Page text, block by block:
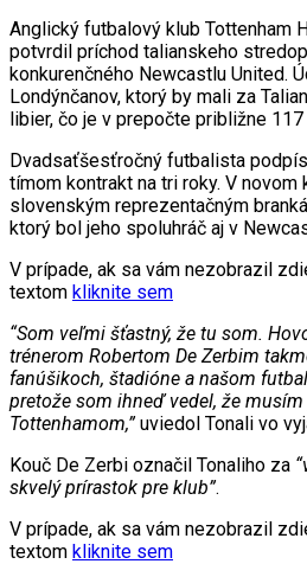
Anglický futbalový klub Tottenham
potvrdil príchod talianskeho
konkurenčného Newcastlu United.
Londýnčanov, ktorý by mali za
libier, čo je v prepočte približne 117
Dvadsaťšesťročný futbalista
tímom kontrakt na tri roky. V
slovenským reprezentačným
ktorý bol jeho spoluhráč aj v
V prípade, ak sa vám nezobrazil
textom kliknite sem
“Som veľmi šťastný, že tu som.
trénerom Robertom De Zerbim
fanúšikoch, štadióne a našom
pretože som ihneď vedel, že
Tottenhamom,”uviedol Tonali vo
Kouč De Zerbi označil Tonaliho za
skvelý prírastok pre klub”.
V prípade, ak sa vám nezobrazil
textom kliknite sem